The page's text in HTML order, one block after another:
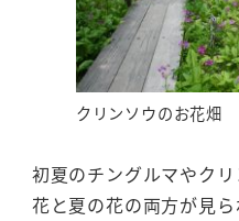
クリンソウのお花畑
初夏のチングルマやク
花と夏の花の両方が見